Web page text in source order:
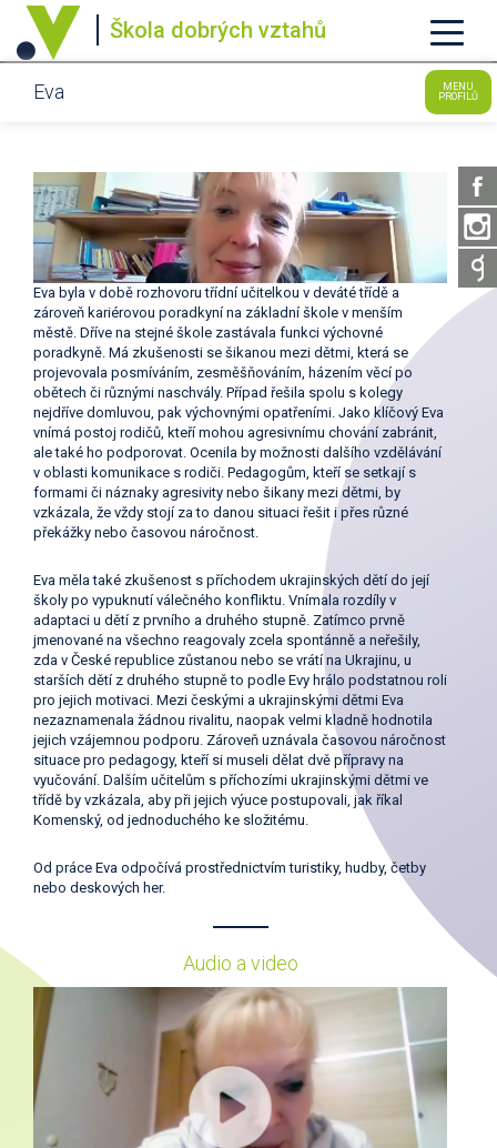
Škola dobrých vztahů
Eva
MENU
PROFILŮ
Eva byla v době rozhovoru třídní učitelkou v deváté třídě a
zároveň kariérovou poradkyní na základní škole v menším
městě. Dříve na stejné škole zastávala funkci výchovné
poradkyně. Má zkušenosti se šikanou mezi dětmi, která se
projevovala posmíváním, zesměšňováním, házením věcí po
obětech či různými naschvály. Případ řešila spolu s kolegy
nejdříve domluvou, pak výchovnými opatřeními. Jako klíčový Eva
vnímá postoj rodičů, kteří mohou agresivnímu chování zabránit,
ale také ho podporovat. Ocenila by možnosti dalšího vzdělávání
v oblasti komunikace s rodiči. Pedagogům, kteří se setkají s
formami či náznaky agresivity nebo šikany mezi dětmi, by
vzkázala, že vždy stojí za to danou situaci řešit i přes různé
překážky nebo časovou náročnost.
Eva měla také zkušenost s příchodem ukrajinských dětí do její
školy po vypuknutí válečného konfliktu. Vnímala rozdíly v
adaptaci u dětí z prvního a druhého stupně. Zatímco prvně
jmenované na všechno reagovaly zcela spontánně a neřešily,
zda v České republice zůstanou nebo se vrátí na Ukrajinu, u
starších dětí z druhého stupně to podle Evy hrálo podstatnou roli
pro jejich motivaci. Mezi českými a ukrajinskými dětmi Eva
nezaznamenala žádnou rivalitu, naopak velmi kladně hodnotila
jejich vzájemnou podporu. Zároveň uznávala časovou náročnost
situace pro pedagogy, kteří si museli dělat dvě přípravy na
vyučování. Dalším učitelům s příchozími ukrajinskými dětmi ve
třídě by vzkázala, aby při jejich výuce postupovali, jak říkal
Komenský, od jednoduchého ke složitému.
Od práce Eva odpočívá prostřednictvím turistiky, hudby, četby
nebo deskových her.
Audio a video